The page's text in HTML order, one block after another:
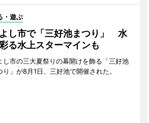
・遊ぶ
し市で「三好池まつり」 水
る水上スターマインも
し市の三大夏祭りの幕開けを飾る「三好池
り」が8月1日、三好池で開催された。